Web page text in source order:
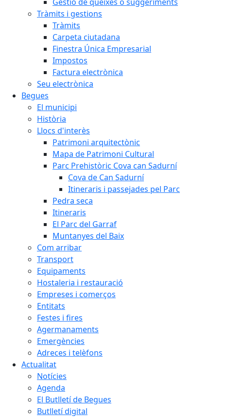
Tràmits i gestions
Tràmits
Carpeta ciutadana
Finestra Única Empresarial
Impostos
Factura electrònica
Seu electrònica
Begues
El municipi
Història
Llocs d'interès
Patrimoni arquitectònic
Mapa de Patrimoni Cultural
Parc Prehistòric Cova can Sadurní
Cova de Can Sadurní
Itineraris i passejades pel Parc
Pedra seca
Itineraris
El Parc del Garraf
Muntanyes del Baix
Com arribar
Transport
Equipaments
Hostaleria i restauració
Empreses i comerços
Entitats
Festes i fires
Agermanaments
Emergències
Adreces i telèfons
Actualitat
Notícies
Agenda
El Butlletí de Begues
Butlletí digital